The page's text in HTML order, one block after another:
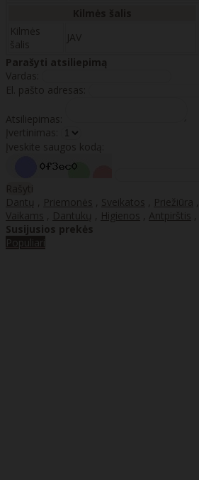
Kilmės
šalis
JAV
Parašyti atsiliepimą
Vardas:
El. pašto adresas:
Atsiliepimas:
Įvertinimas:
Įveskite saugos kodą:
Rašyti
Dantų , Priemonės , Sveikatos , Priežiūra ,
Vaikams , Dantukų , Higienos , Antpirštis ,
Susijusios prekės
Populiari